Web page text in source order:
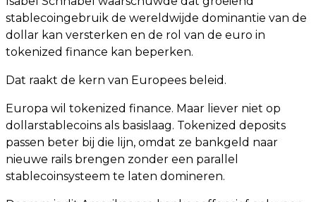
stablecoingebruik de wereldwijde dominantie van de
dollar kan versterken en de rol van de euro in
tokenized finance kan beperken.
Dat raakt de kern van Europees beleid.
Europa wil tokenized finance. Maar liever niet op
dollarstablecoins als basislaag. Tokenized deposits
passen beter bij die lijn, omdat ze bankgeld naar
nieuwe rails brengen zonder een parallel
stablecoinsysteem te laten domineren.